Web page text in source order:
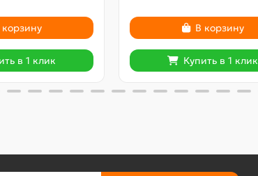
корзину
в 1 клик
В корзину
Купить в 1 клик